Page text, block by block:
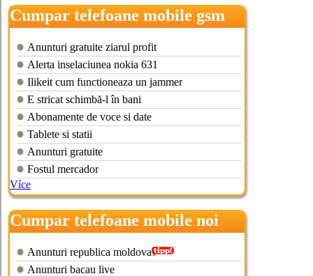
Cumpar telefoane mobile gsm
iasi
Anunturi gratuite ziarul profit
Alerta inselaciunea nokia 631
Ilikeit cum functioneaza un jammer
E stricat schimbă-l în bani
Abonamente de voce si date
Tablete si statii
Anunturi gratuite
Fostul mercador
Více
Cumpar telefoane mobile noi
Anunturi republica moldova
Anunturi bacau live